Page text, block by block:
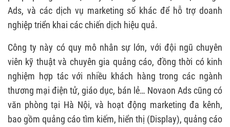
Ads, và các dịch vụ marketing số khác để hỗ trợ doanh
nghiệp triển khai các chiến dịch hiệu quả.
Công ty này có quy mô nhân sự lớn, với đội ngũ chuyên
viên kỹ thuật và chuyên gia quảng cáo, đồng thời có kinh
nghiệm hợp tác với nhiều khách hàng trong các ngành
thương mại điện tử, giáo dục, bán lẻ… Novaon Ads cũng có
văn phòng tại Hà Nội, và hoạt động marketing đa kênh,
bao gồm quảng cáo tìm kiếm, hiển thị (Display), quảng cáo